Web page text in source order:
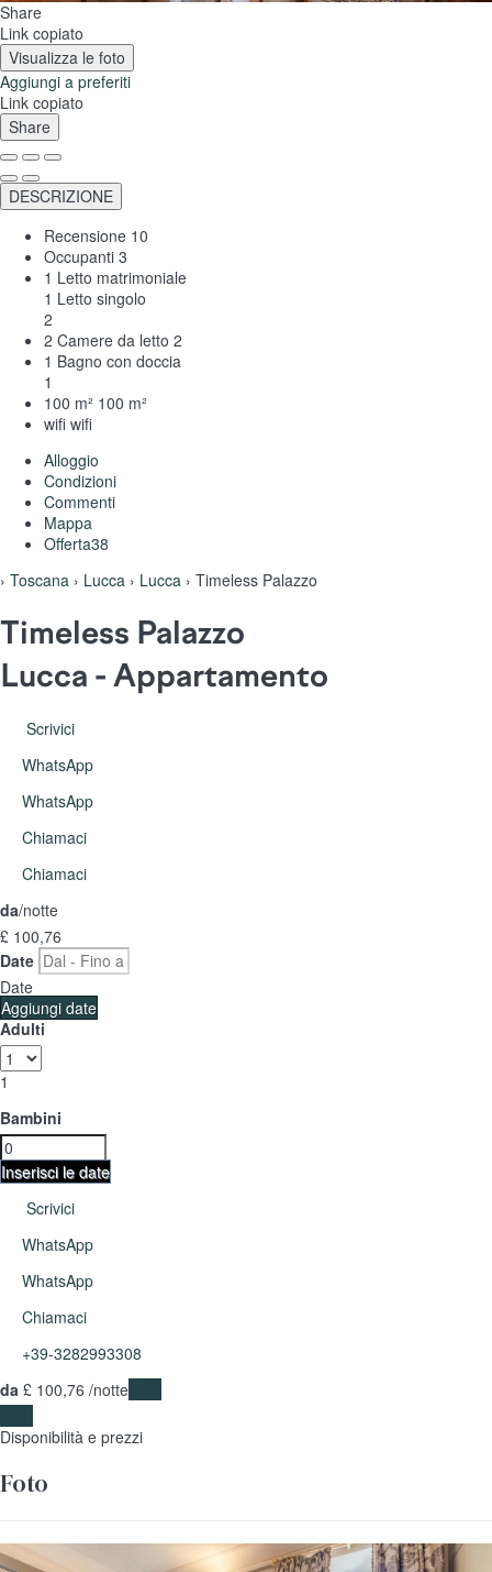
Share
Link copiato
Visualizza le foto
Aggiungi a preferiti
Link copiato
Share
DESCRIZIONE
Recensione 10
Occupanti 3
1 Letto matrimoniale
1 Letto singolo
2
2 Camere da letto 2
1 Bagno con doccia
1
100 m² 100 m²
wifi wifi
Alloggio
Condizioni
Commenti
Mappa
Offerta38
› Toscana › Lucca › Lucca › Timeless Palazzo
Timeless Palazzo
Lucca - Appartamento
Scrivici
WhatsApp
WhatsApp
Chiamaci
Chiamaci
da/notte
£ 100,76
Date
Date
Aggiungi date
Adulti
1
Bambini
Inserisci le date
Scrivici
WhatsApp
WhatsApp
Chiamaci
+39-3282993308
da £ 100,76 /notte
Disponibilità e prezzi
Foto